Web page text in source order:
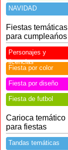
NAVIDAD
Fiestas temáticas
para cumpleańos
Personajes y
licencias
Fiesta por color
Fiesta por diseño
Fiesta de futbol
Carioca temático
para fiestas
Tandas temáticas